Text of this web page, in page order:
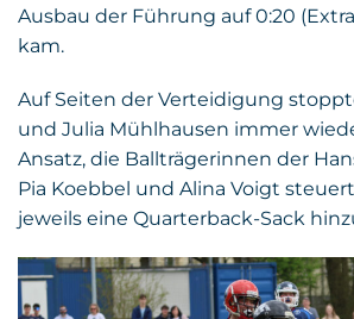
Ausbau der Führung auf 0:20
kam.
Auf Seiten der Verteidigung
und Julia Mühlhausen immer
Ansatz, die Ballträgerinnen der
Pia Koebbel und Alina Voigt
jeweils eine Quarterback-Sack